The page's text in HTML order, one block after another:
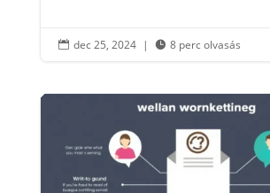
 dec 25, 2024 |  8 perc olvasás